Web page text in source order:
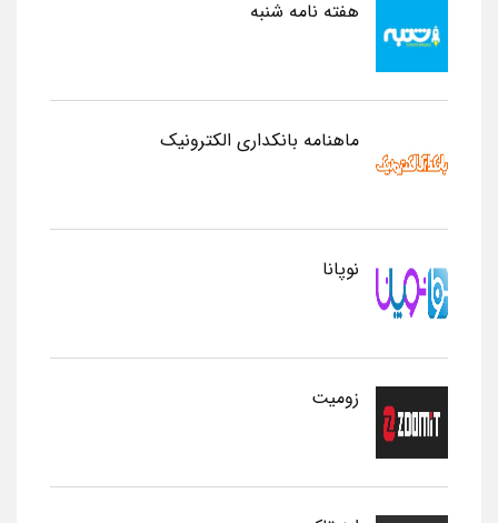
هفته نامه شنبه
ماهنامه بانکداری الکترونیک
نوپانا
زومیت